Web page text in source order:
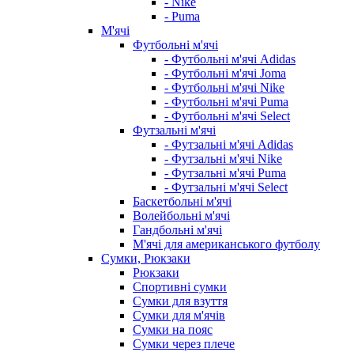
- Puma
М'ячі
Футбольні м'ячі
- Футбольні м'ячі Adidas
- Футбольні м'ячі Joma
- Футбольні м'ячі Nike
- Футбольні м'ячі Puma
- Футбольні м'ячі Select
Футзальні м'ячі
- Футзальні м'ячі Adidas
- Футзальні м'ячі Nike
- Футзальні м'ячі Puma
- Футзальні м'ячі Select
Баскетбольні м'ячі
Волейбольні м'ячі
Гандбольні м'ячі
М'ячі для американського футболу
Сумки, Рюкзаки
Рюкзаки
Спортивні сумки
Сумки для взуття
Сумки для м'ячів
Сумки на пояс
Сумки через плече